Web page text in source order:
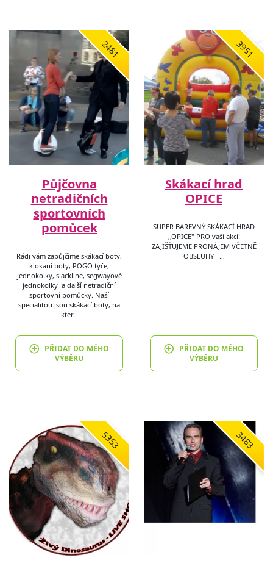
2481
Půjčovna
netradičních
sportovních
pomůcek
Rádi vám zapůjčíme skákací boty,
klokaní boty, POGO tyče,
jednokolky, slackline, segwayové
jednokolky a další netradiční
sportovní pomůcky. Naší
specialitou jsou skákací boty, na
kter…
PŘIDAT DO MÉHO
VÝBĚRU
3951
Skákací hrad
OPICE
SUPER BAREVNÝ SKÁKACÍ HRAD
,,OPICE" PRO vaši akci!
ZAJIŠŤUJEME PRONÁJEM VČETNĚ
OBSLUHY …
PŘIDAT DO MÉHO
VÝBĚRU
5353 3483